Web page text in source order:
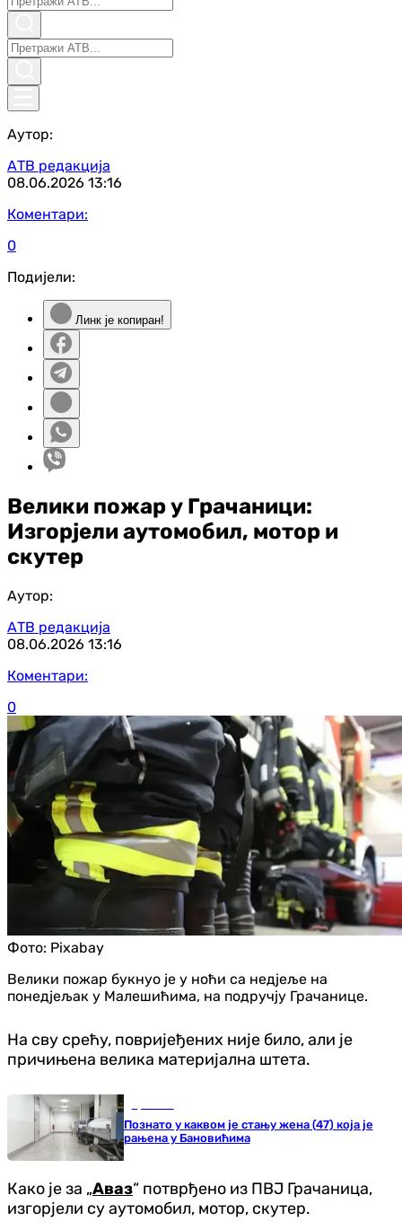
Аутор:
АТВ редакција
08.06.2026 13:16
Коментари:
0
Подијели:
Линк је копиран!
Велики пожар у Грачаници:
Изгорјели аутомобил, мотор и
скутер
Аутор:
АТВ редакција
08.06.2026 13:16
Коментари:
0
Фото: Pixabay
Велики пожар букнуо је у ноћи са недјеље на
понедјељак у Малешићима, на подручју Грачанице.
На сву срећу, повријеђених није било, али је
причињена велика материјална штета.
Познато у каквом је стању жена (47) која је
рањена у Бановићима
Како је за „Аваз“ потврђено из ПВЈ Грачаница,
изгорјели су аутомобил, мотор, скутер.